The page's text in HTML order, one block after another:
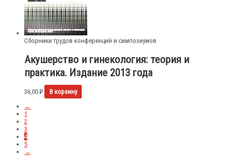
Сборники трудов конференций и симпозиумов
Акушерство и гинекология: теория и
практика. Издание 2013 года
36,00 ₽
В корзину
←
1
2
3
4
5
→